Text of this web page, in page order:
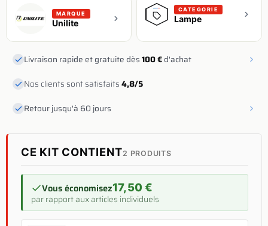
MARQUE
Unilite
CATEGORIE
Lampe
Livraison rapide et gratuite dès100 €d'achat
Nos clients sont satisfaits4,8/5
Retour jusqu'à 60 jours
CE KIT CONTIENT2 PRODUITS
Vous économisez17,50 €
par rapport aux articles individuels